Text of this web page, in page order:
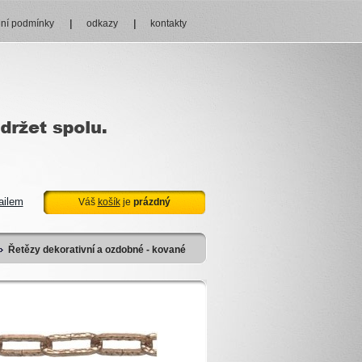
podmínky odkazy kontakty
Váš košíkje prázdný
Řetězy dekorativní a ozdobné - kované